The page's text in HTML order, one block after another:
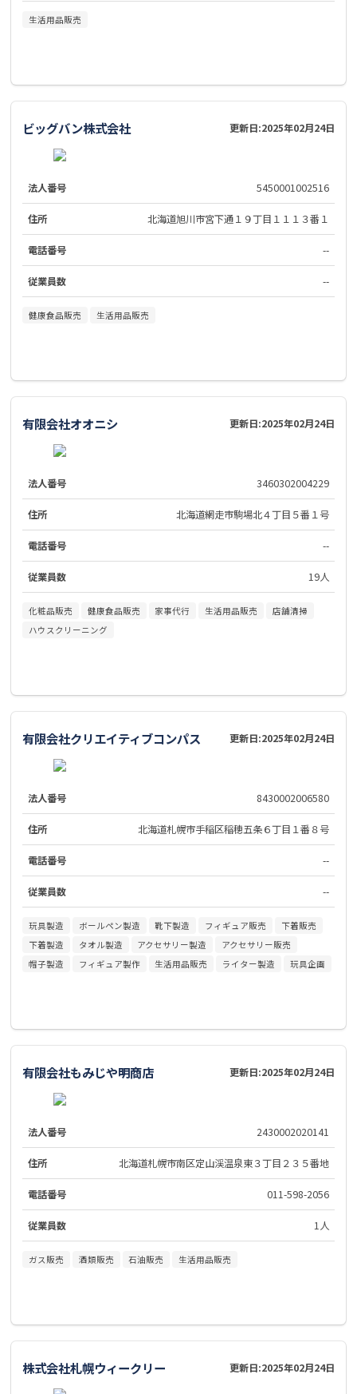
生活用品販売
ビッグバン株式会社 更新日:2025年02月24日
法人番号 5450001002516
住所 北海道旭川市宮下通１９丁目１１１３番１
電話番号 --
従業員数 --
健康食品販売 生活用品販売
有限会社オオニシ 更新日:2025年02月24日
法人番号 3460302004229
住所 北海道網走市駒場北４丁目５番１号
電話番号 --
従業員数 19人
化粧品販売 健康食品販売 家事代行 生活用品販売
店舗清掃
ハウスクリーニング
有限会社クリエイティブコンパス 更新日:2025年02月24日
法人番号 8430002006580
住所 北海道札幌市手稲区稲穂五条６丁目１番８号
電話番号 --
従業員数 --
玩具製造 ボールペン製造 靴下製造 フィギュア販売
下着販売
下着製造
タオル製造 アクセサリー製造
アクセサリー販売
帽子製造
フィギュア製作 生活用品販売 ライター製造 玩具企画
有限会社もみじや明商店 更新日:2025年02月24日
法人番号 2430002020141
住所 北海道札幌市南区定山渓温泉東３丁目２３５番地
電話番号 011-598-2056
従業員数 1人
ガス販売 酒類販売 石油販売 生活用品販売
株式会社札幌ウィークリー 更新日:2025年02月24日